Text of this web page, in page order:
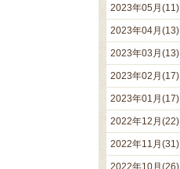
2023年05月(11)
2023年04月(13)
2023年03月(13)
2023年02月(17)
2023年01月(17)
2022年12月(22)
2022年11月(31)
2022年10月(26)